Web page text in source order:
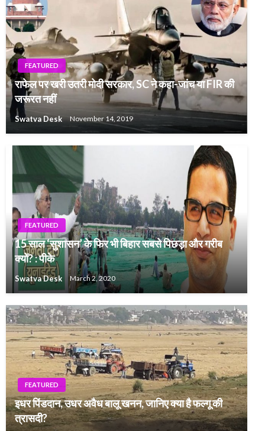
FEATURED
राफेल पर खरी उतरी मोदी सरकार, SC ने कहा-जांच या FIR की
जरूरत नहीं
Swatva Desk November 14, 2019
FEATURED
15 साल ‘सुशासन’ के फिर भी बिहार सबसे पिछड़ा और गरीब
क्यों? : पीके
Swatva Desk March 2, 2020
FEATURED
इधर पिंडदान, उधर अवैध बालू खनन, जानिए क्या है फल्गू की
त्रासदी?